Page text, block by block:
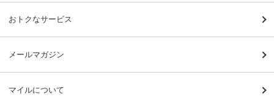
おトクなサービス
メールマガジン
マイルについて